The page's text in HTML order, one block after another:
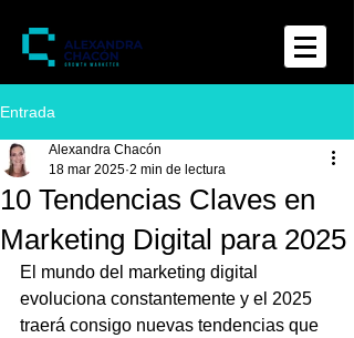
Entrada
10 Tendencias Claves en
Marketing Digital para 2025
Alexandra Chacón
18 mar 2025 2 min de lectura
El mundo del marketing digital
evoluciona constantemente y el 2025
traerá consigo nuevas tendencias que